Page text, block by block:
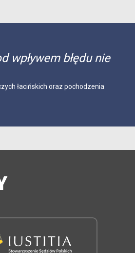
wpływem błędu nie
łacińskich oraz pochodzenia